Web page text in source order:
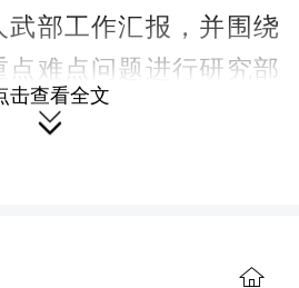
部工作汇报，并围绕
点难点问题进行研究部
相关事项进行了深入讨
击查看全文
